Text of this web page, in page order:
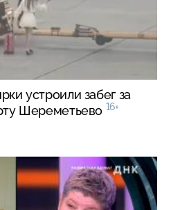
устроили забег за
Шереметьево 16+